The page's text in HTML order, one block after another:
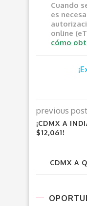
Cuando
es
online
cómo
previous post
¡CDMX A
$12,061!
CDMX A